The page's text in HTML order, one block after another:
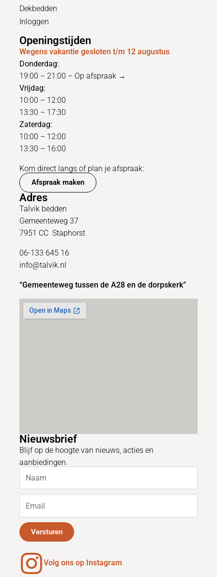
Dekbedden
Inloggen
Openingstijden
Wegens vakantie gesloten t/m 12 augustus
Donderdag:
19:00 – 21:00 – Op afspraak →
Vrijdag:
10:00 – 12:00
13:30 – 17:30
Zaterdag:
10:00 – 12:00
13:30 – 16:00
Kom direct langs of plan je afspraak:
Afspraak maken
Adres
Talvik bedden
Gemeenteweg 37
7951 CC Staphorst
06-133 645 16
info@talvik.nl
“Gemeenteweg tussen de A28 en de dorpskerk”
Nieuwsbrief
Blijf op de hoogte van nieuws, acties en
aanbiedingen.
Versturen
Volg ons op Instagram